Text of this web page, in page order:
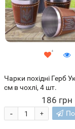
Чарки похідні Герб
см в чохлі, 4 шт.
186 грн
+
-